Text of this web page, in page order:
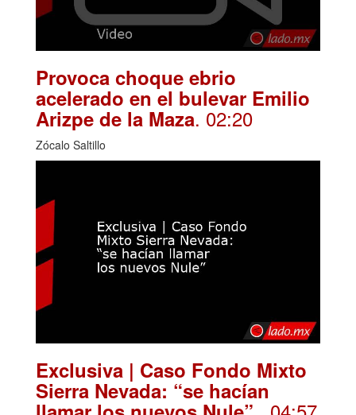
Provoca choque ebrio
acelerado en el bulevar Emilio
Arizpe de la Maza. 02:20
Zócalo Saltillo
Exclusiva | Caso Fondo Mixto
Sierra Nevada: “se hacían